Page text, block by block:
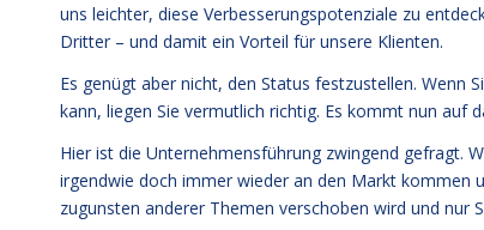
uns leichter, diese Verbesserungspotenziale zu
Dritter – und damit ein Vorteil für unsere Klienten.
Es genügt aber nicht, den Status festzustellen. Wenn
kann, liegen Sie vermutlich richtig. Es kommt nun auf
Hier ist die Unternehmensführung zwingend gefragt.
irgendwie doch immer wieder an den Markt kommen
zugunsten anderer Themen verschoben wird und nur